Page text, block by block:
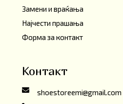
Замени и враќања
Најчести прашања
Форма за контакт
Контакт
shoestoreemi@gmail.com